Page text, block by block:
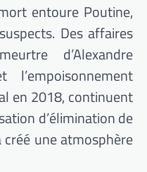
entoure Poutine,
Des affaires
d’Alexandre
en 2018, continuent
d’élimination de
une atmosphère